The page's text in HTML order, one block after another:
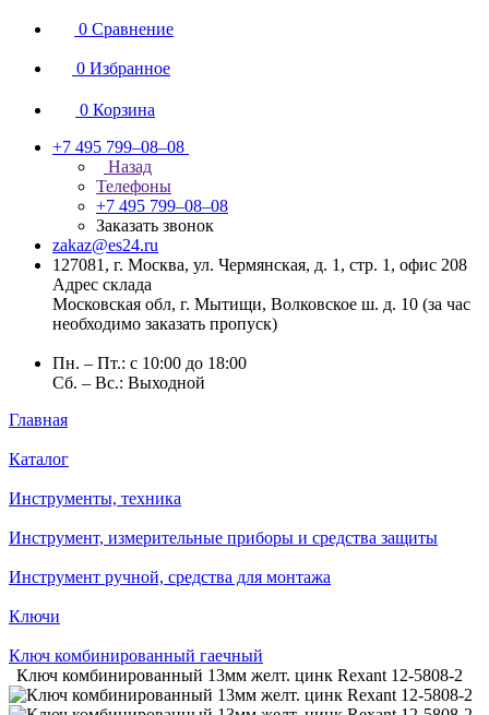
0 Сравнение
0 Избранное
0 Корзина
+7 495 799–08–08
Назад
Телефоны
+7 495 799–08–08
Заказать звонок
zakaz@es24.ru
127081, г. Москва, ул. Чермянская, д. 1, стр. 1, офис 208
Адрес склада
Московская обл, г. Мытищи, Волковское ш. д. 10 (за час
необходимо заказать пропуск)
Пн. – Пт.: с 10:00 до 18:00
Сб. – Вс.: Выходной
Главная
Каталог
Инструменты, техника
Инструмент, измерительные приборы и средства защиты
Инструмент ручной, средства для монтажа
Ключи
Ключ комбинированный гаечный
Ключ комбинированный 13мм желт. цинк Rexant 12-5808-2